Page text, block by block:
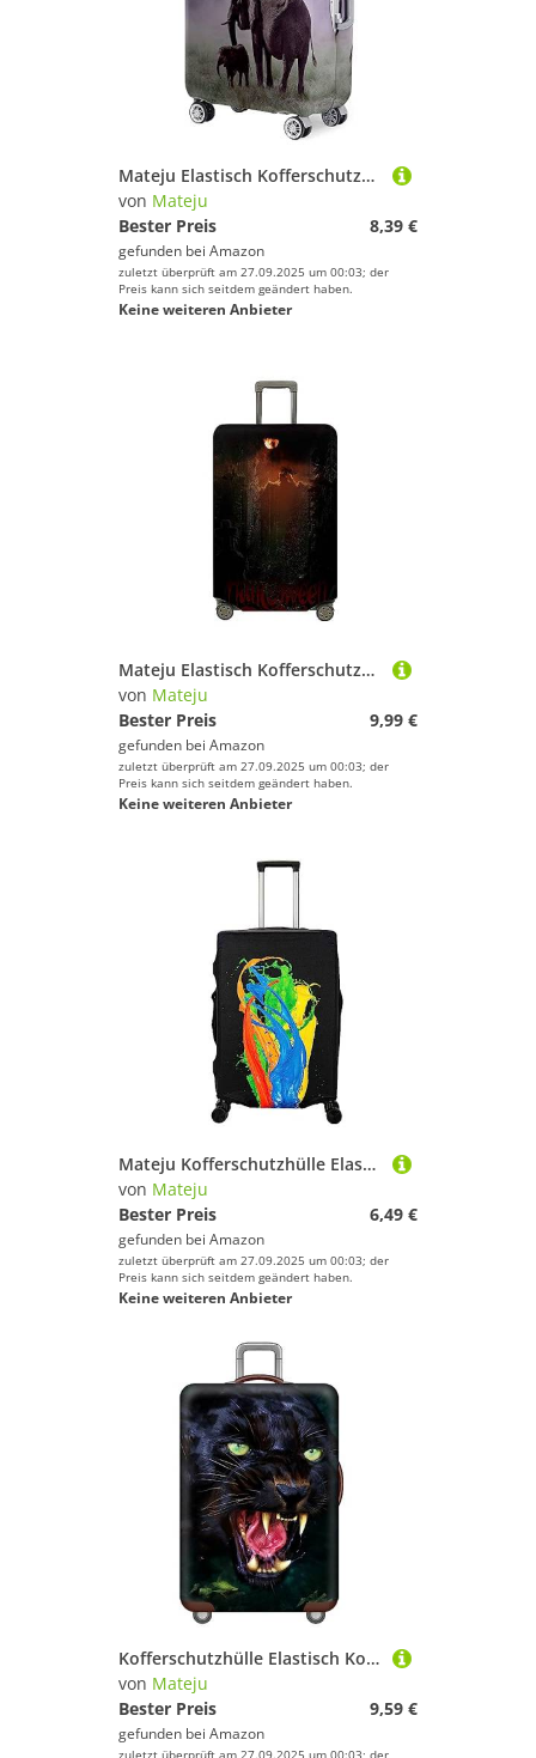
Mateju Elastisch Kofferschutzhülle, 18-32 Zoll Elefant Kofferhülle Waschbar Koffer Schutzhülle aus Polyester Kofferschutz Koffer Hülle mit Reißverschluss (Bergwald,L(26”-28”))
von Mateju
Bester Preis
8,39 €
gefunden bei Amazon
zuletzt überprüft am 27.09.2025 um 00:03; der
Preis kann sich seitdem geändert haben.
Keine weiteren Anbieter
Mateju Elastisch Kofferschutzhülle, 3D-Halloween Kofferhülle Gepäck Cover, Waschbare Reisekoffer Hülle Trolley Case Kofferbezug für Koffer von 18-32 Zoll (Dunkle Wolken,XL)
von Mateju
Bester Preis
9,99 €
gefunden bei Amazon
zuletzt überprüft am 27.09.2025 um 00:03; der
Preis kann sich seitdem geändert haben.
Keine weiteren Anbieter
Mateju Kofferschutzhülle Elastisch Kofferhülle 18-32 Zoll, Gepäck Cover Reisekoffer Hülle Trolley Case Schutzhülle Luggage Cover Dauerhaft Staubdichte Kofferbezug (L,Farbige Tinte)
von Mateju
Bester Preis
6,49 €
gefunden bei Amazon
zuletzt überprüft am 27.09.2025 um 00:03; der
Preis kann sich seitdem geändert haben.
Keine weiteren Anbieter
Kofferschutzhülle Elastisch Kofferhülle 18-32 Zoll, Mateju Tier-Serie Gepäck Cover Reisekoffer Hülle Trolley Case Schutzhülle Luggage Cover Waschbare Staubdichte Kofferbezug (Panther,L)
von Mateju
Bester Preis
9,59 €
gefunden bei Amazon
zuletzt überprüft am 27.09.2025 um 00:03; der